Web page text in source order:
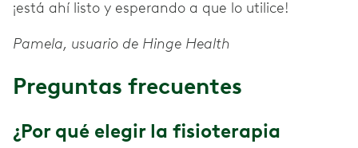
¡está ahí listo y esperando a que lo utilice!
Pamela, usuario de Hinge Health
Preguntas frecuentes
¿Por qué elegir la fisioterapia